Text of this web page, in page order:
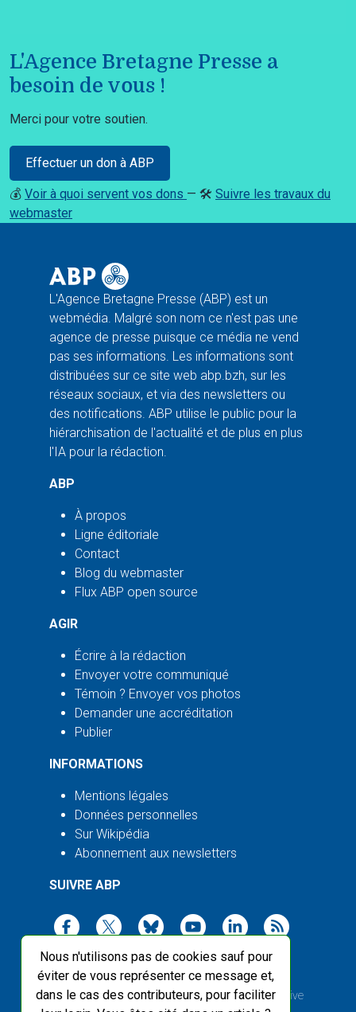
Nous n'utilisons pas de cookies sauf pour
éviter de vous représenter ce message et,
dans le cas des contributeurs, pour faciliter
L'Agence Bretagne Presse a
besoin de vous !
Merci pour votre soutien.
Effectuer un don à ABP
💰 Voir à quoi servent vos dons — 🛠️ Suivre les travaux du
webmaster
L'Agence Bretagne Presse (ABP) est un
webmédia. Malgré son nom ce n'est pas une
agence de presse puisque ce média ne vend
pas ses informations. Les informations sont
distribuées sur ce site web abp.bzh, sur les
réseaux sociaux, et via des newsletters ou
des notifications. ABP utilise le public pour la
hiérarchisation de l'actualité et de plus en plus
l'IA pour la rédaction.
ABP
À propos
Ligne éditoriale
Contact
Blog du webmaster
Flux ABP open source
AGIR
Écrire à la rédaction
Envoyer votre communiqué
Témoin ? Envoyer vos photos
Demander une accréditation
Publier
INFORMATIONS
Mentions légales
Données personnelles
Sur Wikipédia
Abonnement aux newsletters
SUIVRE ABP
2003-2026 ©Agence Bretagne Presse, sauf Creative